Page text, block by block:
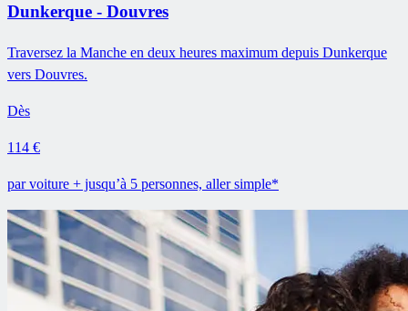
Dunkerque - Douvres
Traversez la Manche en deux heures maximum depuis Dunkerque
vers Douvres.
Dès
114 €
par voiture + jusqu’à 5 personnes, aller simple*